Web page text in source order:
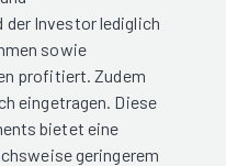
der Investor lediglich
sowie
profitiert. Zudem
eingetragen. Diese
bietet eine
geringerem